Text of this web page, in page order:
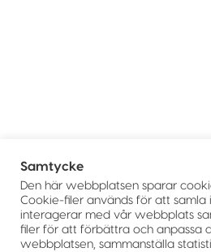
Samtycke
Den här webbplatsen sparar
Cookie-filer används för att samla
interagerar med vår webbplats
filer för att förbättra och anpassa
webbplatsen, sammanställa